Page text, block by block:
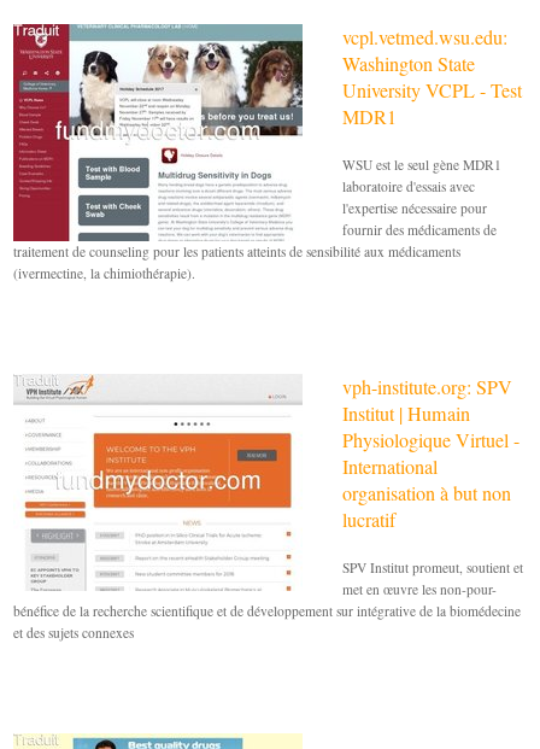
vcpl.vetmed.wsu.edu:
Washington State
University VCPL - Test
MDR1
WSU est le seul gène MDR1
laboratoire d'essais avec
l'expertise nécessaire pour
fournir des médicaments de
traitement de counseling pour les patients atteints de sensibilité aux médicaments
(ivermectine, la chimiothérapie).
vph-institute.org: SPV
Institut | Humain
Physiologique Virtuel -
International
organisation à but non
lucratif
SPV Institut promeut, soutient et
met en œuvre les non-pour-
bénéfice de la recherche scientifique et de développement sur intégrative de la biomédecine
et des sujets connexes